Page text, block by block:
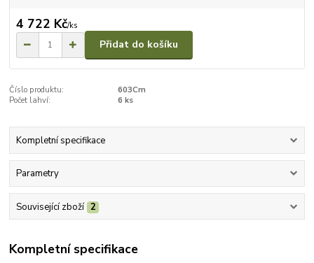
4 722 Kč/ks
Přidat do košíku
Číslo produktu:
603Cm
Počet lahví:
6 ks
Kompletní specifikace
Parametry
Související zboží 2
Kompletní specifikace